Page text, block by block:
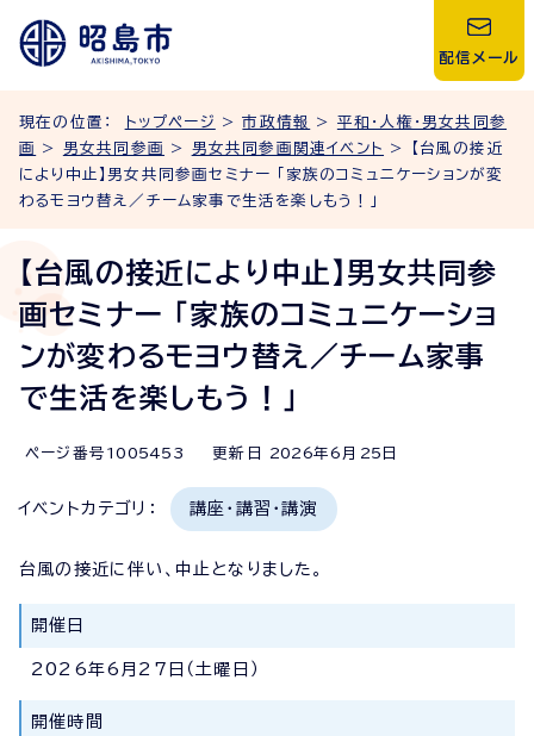
配信メール
現在の位置： トップページ >市政情報 > 平和・人権・男女共同参
画
> 男女共同参画 > 男女共同参画関連イベント
> 【台風の接近
により中止】男女共同参画セミナー 「家族のコミュニケーションが変
わるモヨウ替え／チーム家事で生活を楽しもう！」
【台風の接近により中止】男女共同参
画セミナー 「家族のコミュニケーショ
ンが変わるモヨウ替え／チーム家事
で生活を楽しもう！」
ページ番号 1005453 更新日 2026年6月 25 日
イベントカテゴリ： 講座・講習・講演
台風の接近に伴い、中止となりました。
開催日
2026年6月27日（土曜日）
開催時間